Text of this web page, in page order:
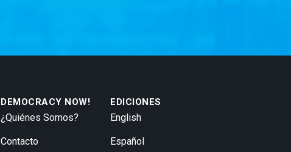
DEMOCRACY NOW!
¿Quiénes Somos?
Contacto
EDICIONES
English
Español